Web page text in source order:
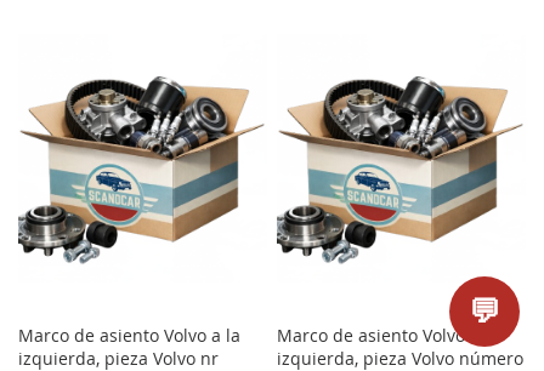
LIST
Marco de asiento Volvo a la
izquierda, pieza Volvo nr
Marco de asiento Volvo a la
izquierda, pieza Volvo número
💬